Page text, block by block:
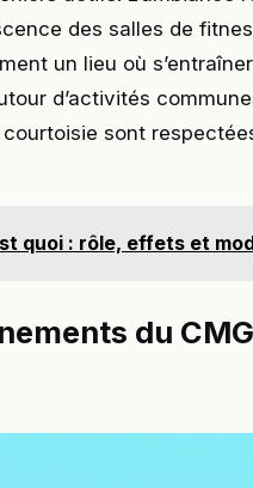
des salles de
un lieu où
d’activités
sont
quoi : rôle, effets et
du